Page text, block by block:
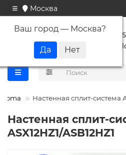
Москва
Ваш город — Москва?
+7
Настенная сплит-система
Настенная сплит-
ASX12HZ1/ASB12HZ1